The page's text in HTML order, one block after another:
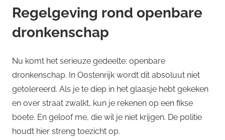
Regelgeving rond openbare
dronkenschap
Nu komt het serieuze gedeelte: openbare
dronkenschap. In Oostenrijk wordt dit absoluut niet
getolereerd. Als je te diep in het glaasje hebt gekeken
en over straat zwalkt, kun je rekenen op een fikse
boete. En geloof me, die wil je niet krijgen. De politie
houdt hier streng toezicht op.